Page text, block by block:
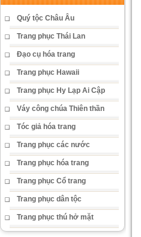
Quý tộc Châu Âu
Trang phục Thái Lan
Đạo cụ hóa trang
Trang phục Hawaii
Trang phục Hy Lạp Ai Cập
Váy công chúa Thiên thần
Tóc giả hóa trang
Trang phục các nước
Trang phục hóa trang
Trang phục Cổ trang
Trang phục dân tộc
Trang phục thú hở mặt